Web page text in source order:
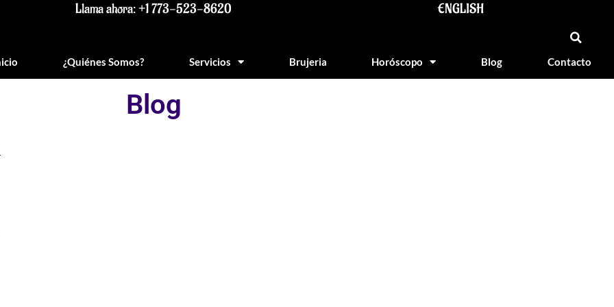
Llama ahora: +1 773-523-8620 ENGLISH
¿Quiénes Somos? Servicios Brujeria Horóscopo Blog Contacto
Blog